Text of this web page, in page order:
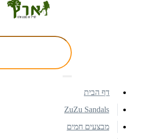
דף הבית
ZuZu Sandals
מבצעים חמים